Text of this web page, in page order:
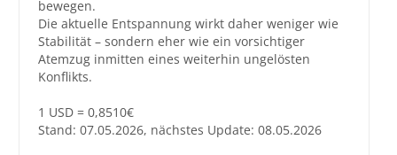
bewegen.
Die aktuelle Entspannung wirkt daher weniger wie
Stabilität – sondern eher wie ein vorsichtiger
Atemzug inmitten eines weiterhin ungelösten
Konflikts.
1 USD = 0,8510€
Stand: 07.05.2026, nächstes Update: 08.05.2026